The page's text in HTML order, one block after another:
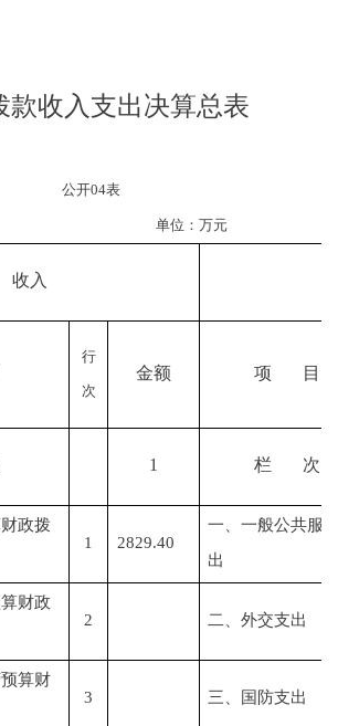
款收入支出决算总表
公开04表
单位：万元
收入
行
次
金额 项 目
1 栏 次
政拨
1 2829.40
一、一般公共服
出
财政
2 二、外交支出
算财
3 三、国防支出